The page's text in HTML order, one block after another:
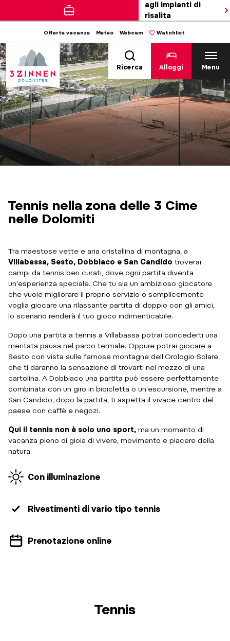
agli impianti di
risalita
Offerte vacanze Meteo Webcam Watchlist
Ricerca Alloggi Menu
Tennis nella zona delle 3 Cime
nelle Dolomiti
Tra maestose vette e aria cristallina di montagna, a
Villabassa, Sesto, Dobbiaco e San Candido troverai
campi da tennis ben curati, dove ogni partita diventa
un'esperienza speciale. Che tu sia un ambizioso giocatore
che vuole migliorare il proprio servizio o semplicemente
voglia giocare una rilassante partita di doppio con gli amici,
lo scenario renderà il tuo gioco indimenticabile.
Dopo una partita a tennis a Villabassa potrai concederti una
meritata pausa nel parco termale. Oppure potrai giocare a
Sesto con vista sulle famose montagne dell'Orologio Solare,
che ti daranno la sensazione di trovarti nel mezzo di una
cartolina. A Dobbiaco una partita può essere perfettamente
combinata con un giro in bicicletta o un'escursione, mentre a
San Candido, dopo la partita, ti aspetta il vivace centro del
paese con caffè e negozi.
Qui il tennis non è solo uno sport, ma un momento di
vacanza pieno di gioia di vivere, movimento e piacere della
natura.
Con illuminazione
Rivestimenti di vario tipo tennis
Prenotazione online
Tennis